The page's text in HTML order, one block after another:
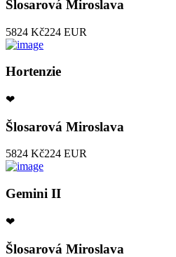
Šlosarová Miroslava
5824 Kč224 EUR
Hortenzie
❤
Šlosarová Miroslava
5824 Kč224 EUR
Gemini II
❤
Šlosarová Miroslava